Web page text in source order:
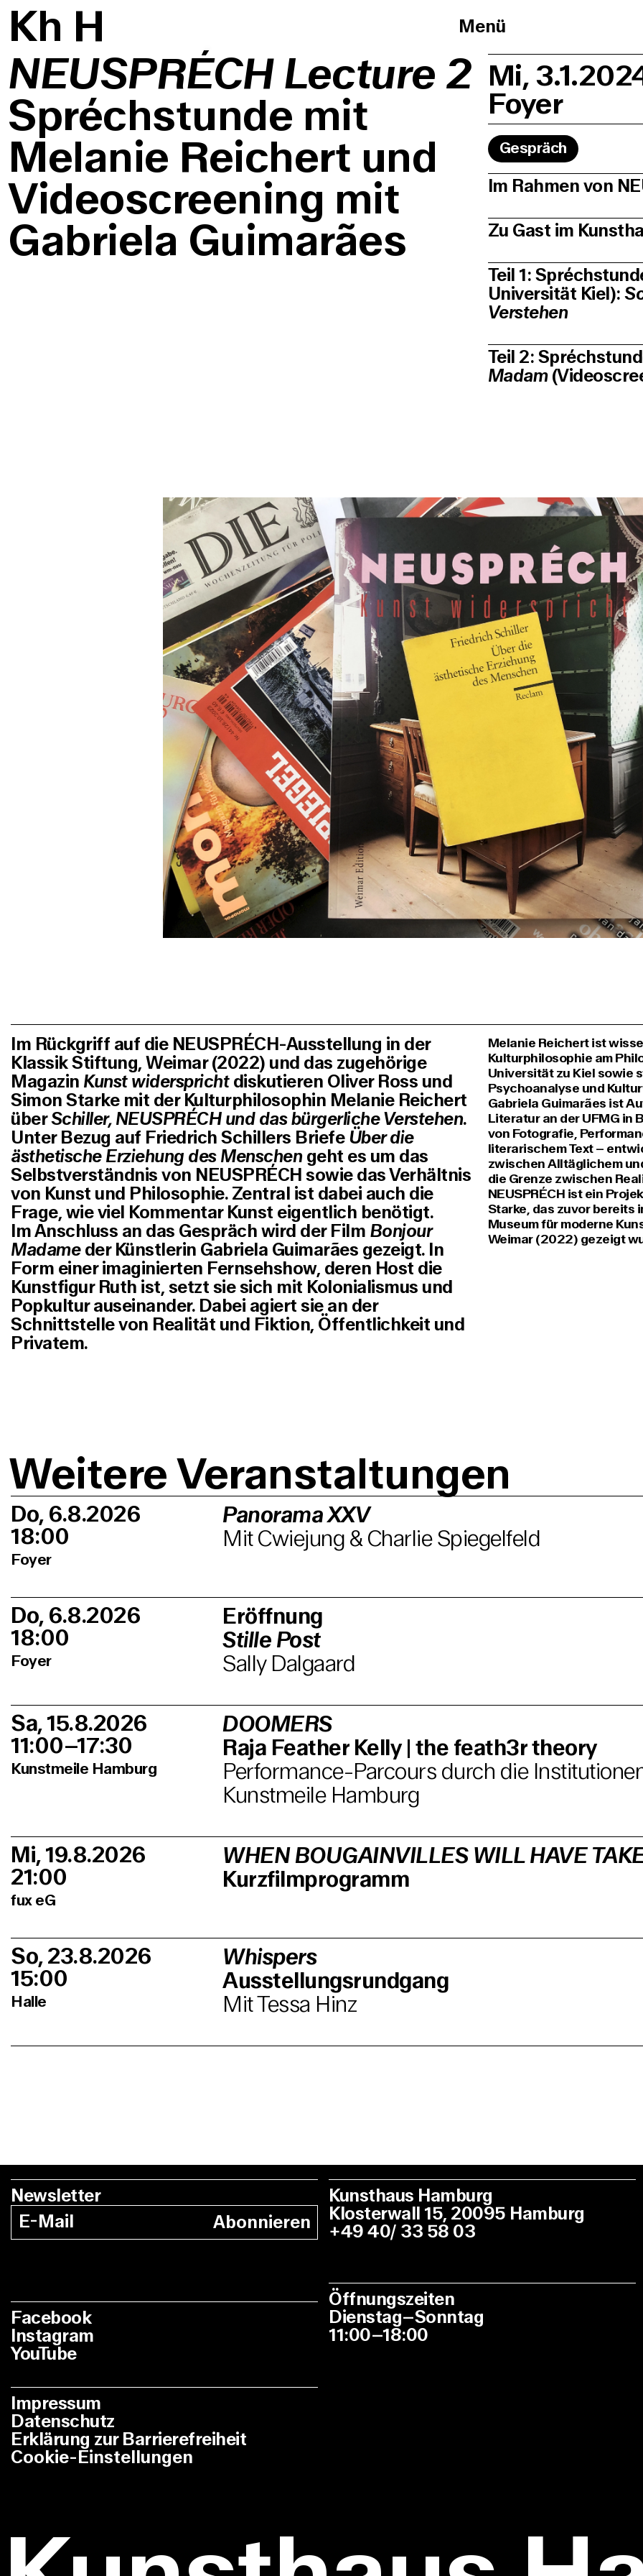
Kh H Menü
NEUSPRÉCH Lecture 2
Spréchstunde mit
Melanie Reichert und
Videoscreening mit
Gabriela Guimarães
Mi,
Foyer
Gespräch
Im Rahmen von
Zu Gast im
Teil 1:
Universität Kiel):
Verstehen
Teil 2:
Madam
Im Rückgriff auf die NEUSPRÉCH-Ausstellung in der
Klassik Stiftung, Weimar (2022) und das zugehörige
Magazin Kunst widersprichtdiskutieren Oliver Ross und
Simon Starke mit der Kulturphilosophin Melanie Reichert
überSchiller, NEUSPRÉCH und das bürgerliche Verstehen.
Unter Bezug auf Friedrich Schillers BriefeÜber die
ästhetische Erziehung des Menschengeht es um das
Selbstverständnis von NEUSPRÉCH sowie das Verhältnis
von Kunst und Philosophie. Zentral ist dabei auch die
Frage, wie viel Kommentar Kunst eigentlich benötigt.
Im Anschluss an das Gespräch wird der Film Bonjour
Madameder Künstlerin Gabriela Guimarães gezeigt. In
Form einer imaginierten Fernsehshow, deren Host die
Kunstfigur Ruth ist, setzt sie sich mit Kolonialismus und
Popkultur auseinander. Dabei agiert sie an der
Schnittstelle von Realität und Fiktion, Öffentlichkeit und
Privatem.
Melanie Reichert ist
Kulturphilosophie am
Universität zu Kiel sowie
Psychoanalyse und
Gabriela Guimarães ist
Literatur an der UFMG in
von Fotografie,
literarischem Text –
zwischen Alltäglichem
die Grenze zwischen
NEUSPRÉCH ist ein
Starke, das zuvor bereits
Museum für moderne
Weimar (2022) gezeigt
Weitere Veranstaltungen
Do, 6.8.2026
18:00
Foyer
Panorama XXV
Mit Cwiejung & Charlie Spiegelfeld
Do, 6.8.2026
18:00
Foyer
Eröffnung
Stille Post
Sally Dalgaard
Sa, 15.8.2026
11:00–17:30
Kunstmeile Hamburg
DOOMERS
Raja Feather Kelly | the feath3r theory
Performance-Parcours durch die
Kunstmeile Hamburg
Mi, 19.8.2026
21:00
fux eG
WHEN BOUGAINVILLES WILL HAVE
Kurzfilmprogramm
So, 23.8.2026
15:00
Halle
Whispers
Ausstellungsrundgang
Mit Tessa Hinz
Newsletter
Abonnieren
Facebook
Instagram
YouTube
Impressum
Datenschutz
Erklärung zur Barrierefreiheit
Cookie-Einstellungen
Kunsthaus Hamburg
Klosterwall 15, 20095 Hamburg
+49 40/ 33 58 03
Öffnungszeiten
Dienstag–Sonntag
11:00–18:00